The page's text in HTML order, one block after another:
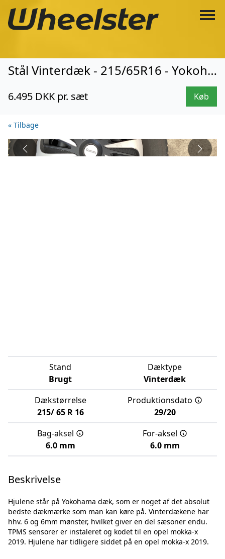
Stål Vinterdæk - 215/65R16 - Yokohama (3462)
6.495 DKK pr. sæt Køb
« Tilbage
Stand
Brugt
Dæktype
Vinterdæk
Dækstørrelse
215/ 65 R 16
Produktionsdato
29/20
Bag-aksel
6.0 mm
For-aksel
6.0 mm
Beskrivelse
Hjulene står på Yokohama dæk, som er noget af det absolut
bedste dækmærke som man kan køre på. Vinterdækene har
hhv. 6 og 6mm mønster, hvilket giver en del sæsoner endu.
TPMS sensorer er instaleret og kodet til en opel mokka-x